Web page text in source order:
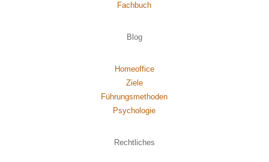
Fachbuch
Blog
Homeoffice
Ziele
Führungsmethoden
Psychologie
Rechtliches